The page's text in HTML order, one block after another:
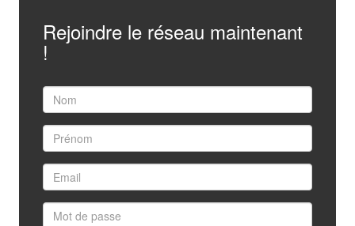
Rejoindre le réseau maintenant
!